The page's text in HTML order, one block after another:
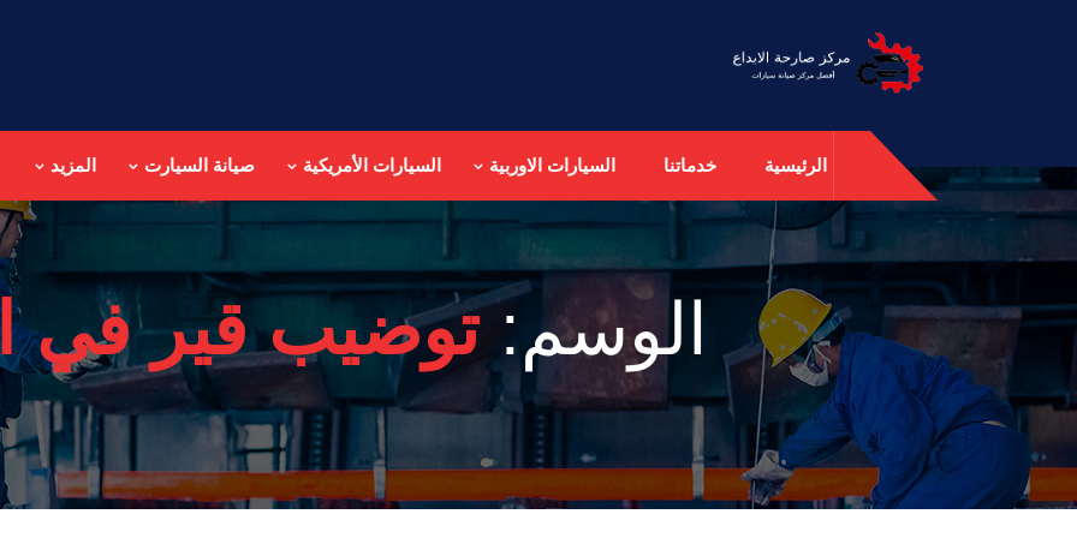
الرئيسية خدماتنا السيارات الاوربية السيارات الأمريكية صيانة السيارت المزيد
الوسم:توضيب قير في